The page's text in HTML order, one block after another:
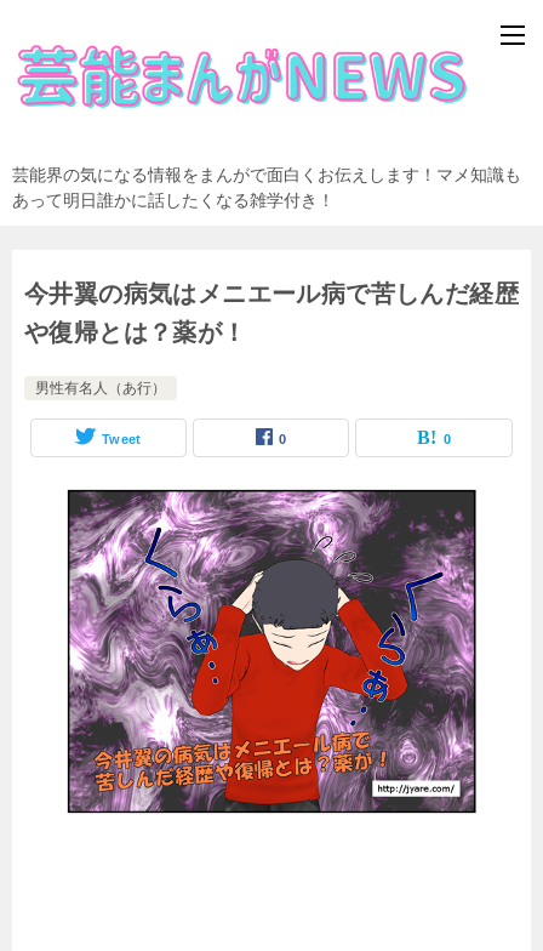
芸能界の気になる情報をまんがで面白くお伝えします！マメ知識も
あって明日誰かに話したくなる雑学付き！
今井翼の病気はメニエール病で苦しんだ経歴
や復帰とは？薬が！
男性有名人（あ行）
Tweet 0 0